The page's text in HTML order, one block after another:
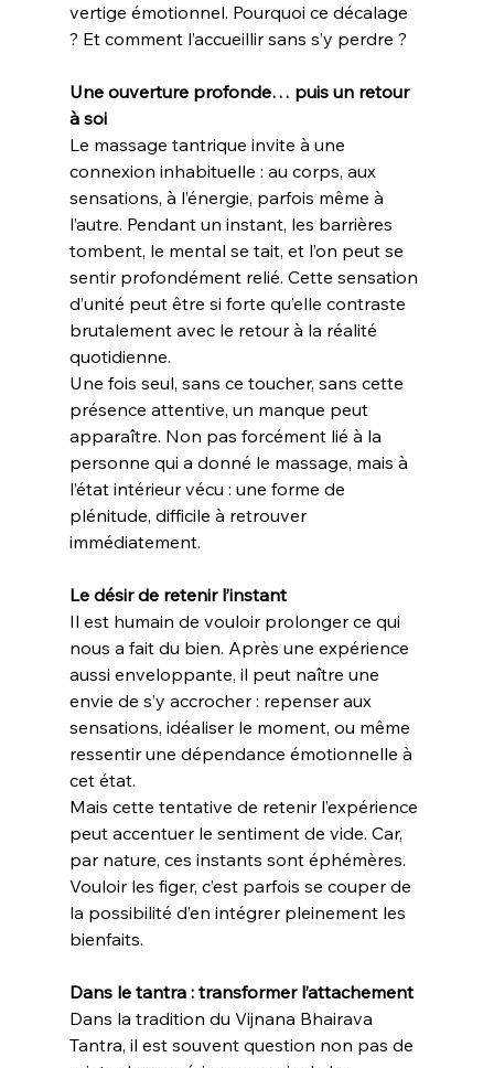
vertige émotionnel. Pourquoi ce décalage
? Et comment l’accueillir sans s’y perdre ?
Une ouverture profonde… puis un retour
à soi
Le massage tantrique invite à une
connexion inhabituelle : au corps, aux
sensations, à l’énergie, parfois même à
l’autre. Pendant un instant, les barrières
tombent, le mental se tait, et l’on peut se
sentir profondément relié. Cette sensation
d’unité peut être si forte qu’elle contraste
brutalement avec le retour à la réalité
quotidienne.
Une fois seul, sans ce toucher, sans cette
présence attentive, un manque peut
apparaître. Non pas forcément lié à la
personne qui a donné le massage, mais à
l’état intérieur vécu : une forme de
plénitude, difficile à retrouver
immédiatement.
Le désir de retenir l’instant
Il est humain de vouloir prolonger ce qui
nous a fait du bien. Après une expérience
aussi enveloppante, il peut naître une
envie de s’y accrocher : repenser aux
sensations, idéaliser le moment, ou même
ressentir une dépendance émotionnelle à
cet état.
Mais cette tentative de retenir l’expérience
peut accentuer le sentiment de vide. Car,
par nature, ces instants sont éphémères.
Vouloir les figer, c’est parfois se couper de
la possibilité d’en intégrer pleinement les
bienfaits.
Dans le tantra : transformer l’attachement
Dans la tradition du Vijnana Bhairava
Tantra, il est souvent question non pas de